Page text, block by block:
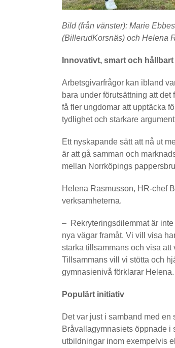
Bild (från vänster): Marie
(BillerudKorsnäs) och Helena
Innovativt, smart och hållbart
Arbetsgivarfrågor kan ibland
bara under förutsättning att
få fler ungdomar att upptäcka
tydlighet och starkare
Ett nyskapande sätt att nå ut
är att gå samman och
mellan Norrköpings
Helena Rasmusson, HR-chef
verksamheterna.
– Rekryteringsdilemmat är
nya vägar framåt. Vi vill visa
starka tillsammans och visa
Tillsammans vill vi stötta och
gymnasienivå förklarar Helena.
Populärt initiativ
Det var just i samband med
Bråvallagymnasiets öppnade i
utbildningar inom exempelvis